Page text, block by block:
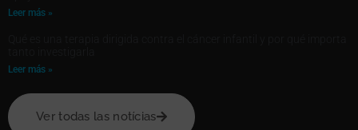
Leer más »
Leer más »
Ver todas las notícias